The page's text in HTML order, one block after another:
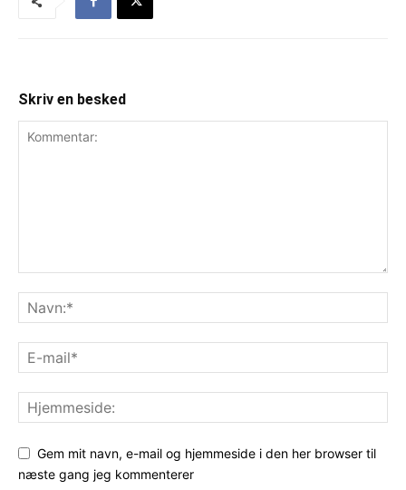
Skriv en besked
Gem mit navn, e-mail og hjemmeside i den her browser til
næste gang jeg kommenterer